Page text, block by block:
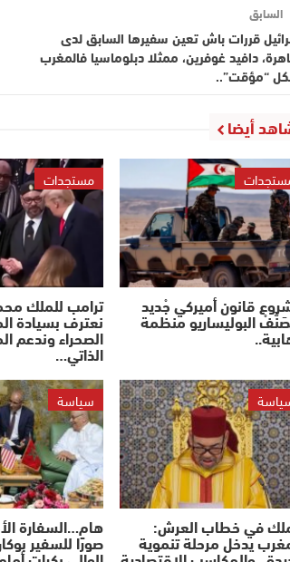
السابق
قررات باش تعين سفيرها السابق لدى
دافيد غوفرين، ممثلا دبلوماسيا فالمغرب
“مؤقت”..
أيضا
قانون أميركي جْديد
البوليساريو منظمة
مستجدات
ترامب للملك
نعترف بسيادة
الصحراء وندعم
الذاتي…
في خطاب العرش:
يدخل مرحلة تنموية
سياسة
هام…السفارة
صورًا للسفير